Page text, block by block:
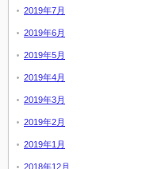
2019年7月
2019年6月
2019年5月
2019年4月
2019年3月
2019年2月
2019年1月
2018年12月